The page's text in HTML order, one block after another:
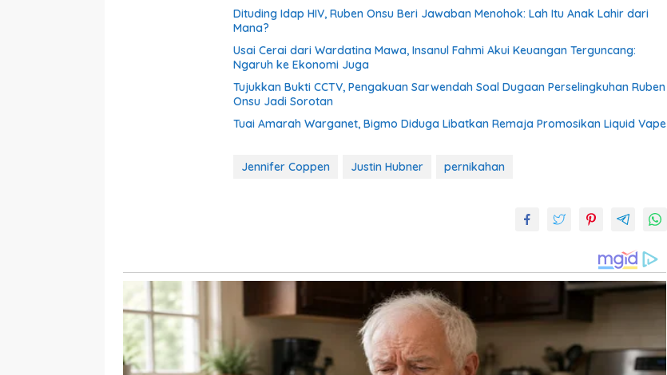
Dituding Idap HIV, Ruben Onsu Beri Jawaban Menohok: Lah Itu Anak Lahir dari
Mana?
Usai Cerai dari Wardatina Mawa, Insanul Fahmi Akui Keuangan Terguncang:
Ngaruh ke Ekonomi Juga
Tujukkan Bukti CCTV, Pengakuan Sarwendah Soal Dugaan Perselingkuhan Ruben
Onsu Jadi Sorotan
Tuai Amarah Warganet, Bigmo Diduga Libatkan Remaja Promosikan Liquid Vape
Jennifer Coppen Justin Hubner pernikahan